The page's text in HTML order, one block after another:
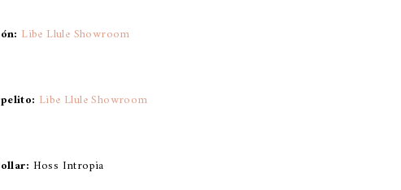
Libe Llule Showroom
Libe Llule Showroom
Hoss Intropia